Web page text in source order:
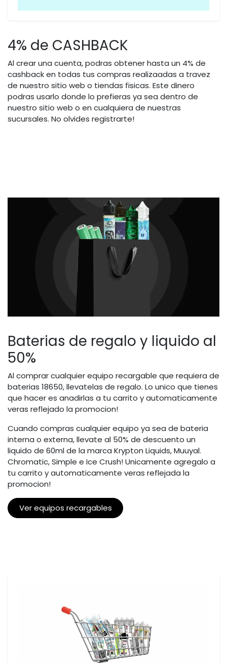
4% de CASHBACK
Al crear una cuenta, podras obtener hasta un 4% de
cashback en todas tus compras realizaadas a travez
de nuestro sitio web o tiendas fisicas. Este dinero
podras usarlo donde lo prefieras ya sea dentro de
nuestro sitio web o en cualquiera de nuestras
sucursales. No olvides registrarte!
Baterias de regalo y liquido al
50%
Al comprar cualquier equipo recargable que requiera de
baterias 18650, llevatelas de regalo. Lo unico que tienes
que hacer es anadirlas a tu carrito y automaticamente
veras reflejado la promocion!
Cuando compras cualquier equipo ya sea de bateria
interna o externa, llevate al 50% de descuento un
liquido de 60ml de la marca Krypton Liquids, Muuyal.
Chromatic, Simple e Ice Crush! Unicamente agregalo a
tu carrito y automaticamente veras reflejada la
promocion!
Ver equipos recargables